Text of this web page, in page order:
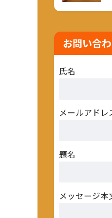
お問い合
氏名
メールアドレ
題名
メッセージ本